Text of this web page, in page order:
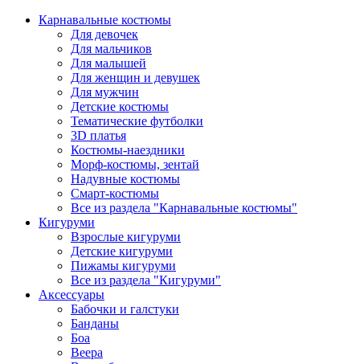
Карнавальные костюмы
Для девочек
Для мальчиков
Для малышей
Для женщин и девушек
Для мужчин
Детские костюмы
Тематические футболки
3D платья
Костюмы-наездники
Морф-костюмы, зентай
Надувные костюмы
Смарт-костюмы
Все из раздела "Карнавальные костюмы"
Кигуруми
Взрослые кигуруми
Детские кигуруми
Пижамы кигуруми
Все из раздела "Кигуруми"
Аксессуары
Бабочки и галстуки
Банданы
Боа
Веера